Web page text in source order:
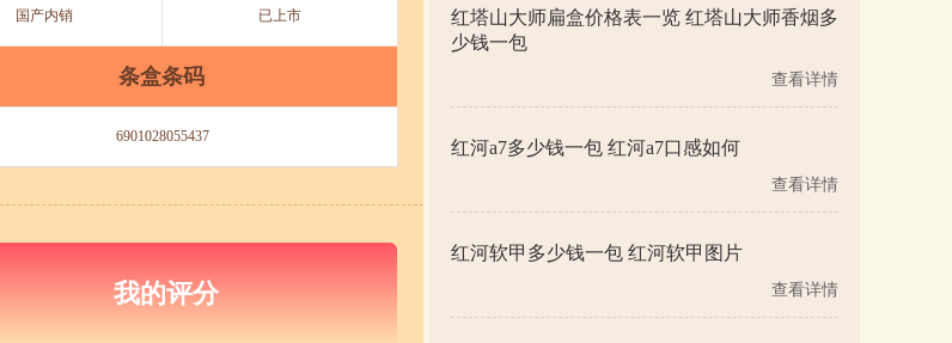
国产内销 已上市
条盒条码
6901028055437
我的评分
红塔山大师扁盒价格表一览 红塔山大师香烟多
少钱一包
查看详情
红河a7多少钱一包 红河a7口感如何
查看详情
红河软甲多少钱一包 红河软甲图片
查看详情